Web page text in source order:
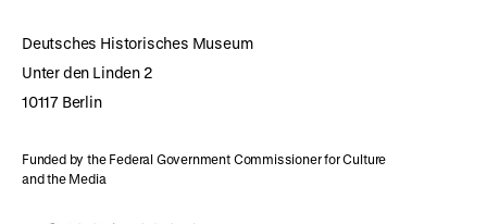
Deutsches Historisches Museum
Unter den Linden 2
10117 Berlin
Funded by the Federal Government Commissioner for Culture
and the Media